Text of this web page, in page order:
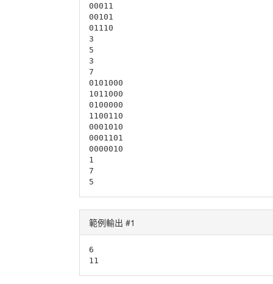
00011
00101
01110
3
5
3
7
0101000
1011000
0100000
1100110
0001010
0001101
0000010
1
7
5
範例輸出 #1
6
11